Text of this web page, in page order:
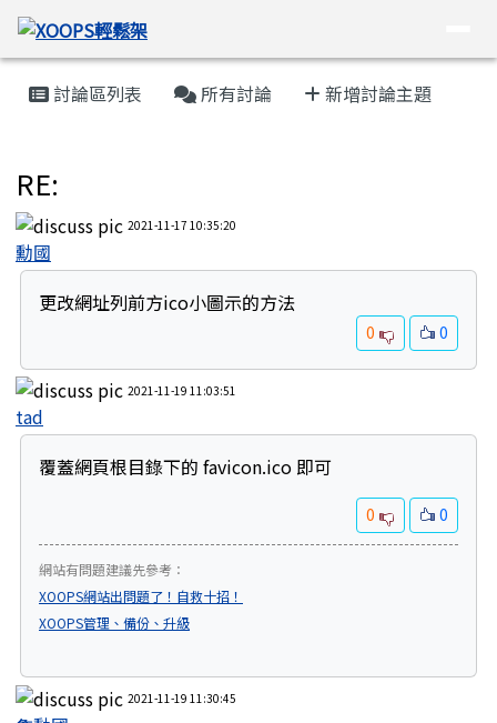
跳至主內容區
XOOPS輕鬆架
導覽列
主內容區域
討論區列表 所有討論 新增討論主題
RE:
2021-11-17 10:35:20
勳國
更改網址列前方ico小圖示的方法
0 0
2021-11-19 11:03:51
tad
覆蓋網頁根目錄下的 favicon.ico 即可
0 0
網站有問題建議先參考：
XOOPS網站出問題了！自救十招！
XOOPS管理、備份、升級
2021-11-19 11:30:45
頁尾區域